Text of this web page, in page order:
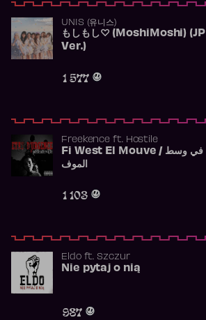
UNIS (유니스)
もしもし♡ (MoshiMoshi) (JP
Ver.)
1 577
Freekence ft. Hostile
Fi West El Mouve / في وسط
الموف
1 103
Eldoft. Szczur
Nie pytaj o nią
987